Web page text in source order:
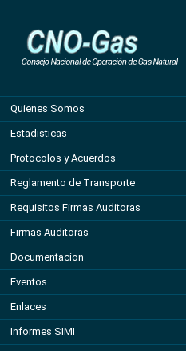
Quienes Somos
Estadisticas
Protocolos y Acuerdos
Reglamento de Transporte
Requisitos Firmas Auditoras
Firmas Auditoras
Documentacion
Eventos
Enlaces
Informes SIMI